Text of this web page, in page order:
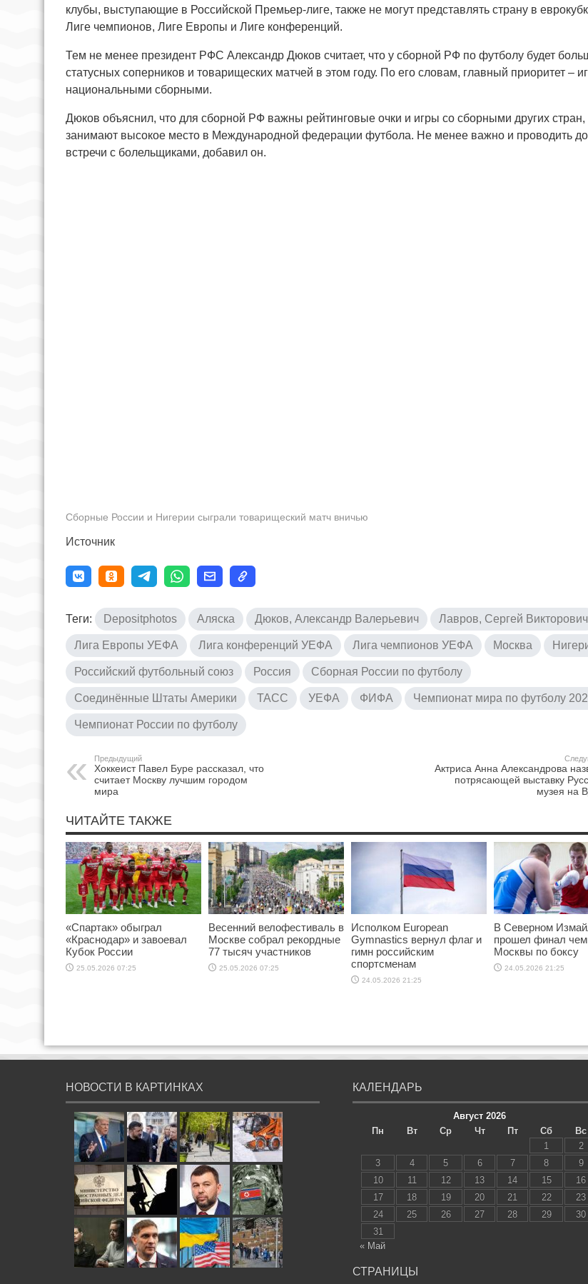
клубы, выступающие в Российской Премьер-лиге, также не могут представлять страну в
Лиге чемпионов, Лиге Европы и Лиге конференций.
Тем не менее президент РФС Александр Дюков считает, что у сборной РФ по футболу будет
статусных соперников и товарищеских матчей в этом году. По его словам, главный приоритет –
национальными сборными.
Дюков объяснил, что для сборной РФ важны рейтинговые очки и игры со сборными других стран,
занимают высокое место в Международной федерации футбола. Не менее важно и проводить
встречи с болельщиками, добавил он.
Сборные России и Нигерии сыграли товарищеский матч вничью
Источник
Теги: Depositphotos Аляска Дюков, Александр Валерьевич Лавров, Сергей Викторович
Лига Европы УЕФА Лига конференций УЕФА Лига чемпионов УЕФА Москва
Российский футбольный союз Россия Сборная России по футболу
Соединённые Штаты Америки ТАСС УЕФА ФИФА Чемпионат мира по футболу
Чемпионат России по футболу
Предыдущий
Хоккеист Павел Буре рассказал, что
считает Москву лучшим городом
мира
Актриса Анна Александрова
потрясающей выставку
музея на
ЧИТАЙТЕ ТАКЖЕ
«Спартак» обыграл
«Краснодар» и завоевал
Кубок России
25.05.2026 07:25
Весенний велофестиваль в
Москве собрал рекордные
77 тысяч участников
25.05.2026 07:25
Исполком European
Gymnastics вернул флаг и
гимн российским
спортсменам
24.05.2026 21:25
В Северном
прошел финал
Москвы по боксу
24.05.2026 21:25
НОВОСТИ В КАРТИНКАХ КАЛЕНДАРЬ
Август 2026
Пн
Вт Ср Чт Пт Сб
Вс
1
2
3
4 5 6 7 8
9
10
11 12 13 14 15
16
17
18 19 20 21 22
23
24
25 26 27 28 29
30
31
« Май
СТРАНИЦЫ